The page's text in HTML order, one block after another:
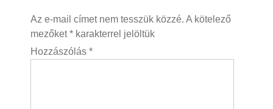
Az e-mail címet nem tesszük közzé. A kötelező
mezőket* karakterrel jelöltük
Hozzászólás *